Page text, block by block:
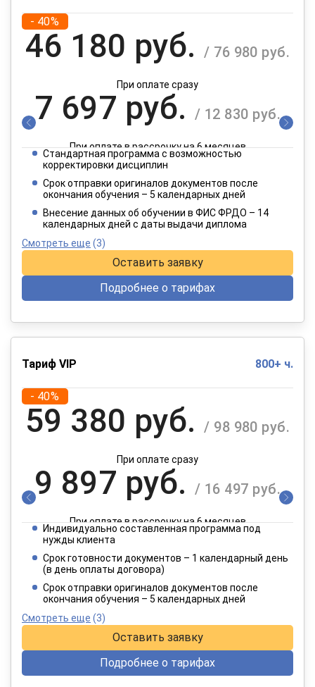
- 40%
46 180 руб. / 76 980 руб.
При оплате сразу
7 697 руб. / 12 830 руб.
При оплате в рассрочку на 6 месяцев
3 849 руб.
При оплате в рассрочку на 12 месяцев
Стандартная программа с возможностью
корректировки дисциплин
Срок отправки оригиналов документов после
окончания обучения – 5 календарных дней
Внесение данных об обучении в ФИС ФРДО – 14
календарных дней с даты выдачи диплома
Смотреть еще (3)
Оставить заявку
Подробнее о тарифах
Тариф VIP 800+ ч.
- 40%
59 380 руб. / 98 980 руб.
При оплате сразу
9 897 руб. / 16 497 руб.
При оплате в рассрочку на 6 месяцев
4 949 руб. / 8 249 руб.
При оплате в рассрочку на 12 месяцев
Индивидуально составленная программа под
нужды клиента
Срок готовности документов – 1 календарный день
(в день оплаты договора)
Срок отправки оригиналов документов после
окончания обучения – 5 календарных дней
Смотреть еще (3)
Оставить заявку
Подробнее о тарифах